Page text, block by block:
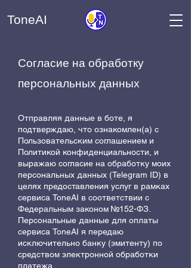
ToneAI
Согласие на обработку
персональных данных
Отправляя данные в боте, я
подтверждаю, что ознакомлен(а) с
Пользовательским соглашением и
Политикой конфиденциальности, и
выражаю согласие на обработку моих
персональных данных (Telegram ID) в
целях предоставления услуг в рамках
сервиса ToneAI в соответствии с
Федеральным законом №152-ФЗ.
Персональные данные для оплаты
сервиса ToneAI я передаю
исключительно банку (эмитенту) по
средством электронной обработки
платежа.